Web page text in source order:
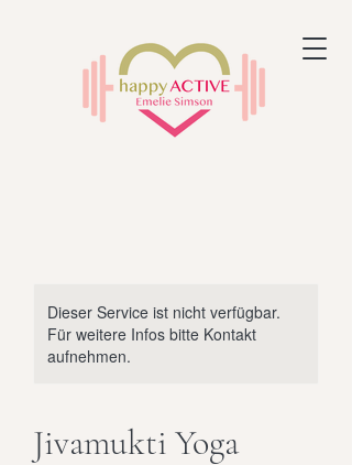
Dieser Service ist nicht verfügbar.
Für weitere Infos bitte Kontakt
aufnehmen.
Jivamukti Yoga